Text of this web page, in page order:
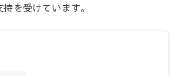
を受けています。